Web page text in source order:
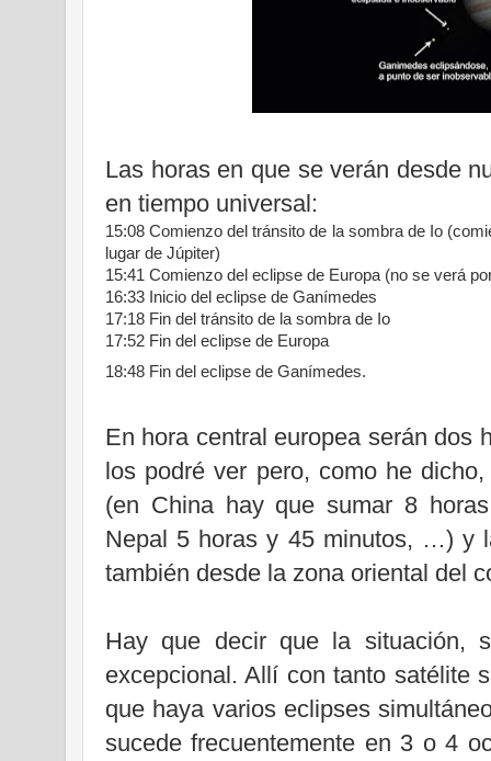
Las horas en que se verán desde
en tiempo universal:
15:08 Comienzo del tránsito de la sombra de Io
lugar de Júpiter)
15:41 Comienzo del eclipse de Europa (no se verá
16:33 Inicio del eclipse de Ganímedes
17:18 Fin del tránsito de la sombra de Io
17:52 Fin del eclipse de Europa
18:48 Fin del eclipse de Ganímedes.
En hora central europea serán dos
los podré ver pero, como he
(en China hay que sumar 8
Nepal 5 horas y 45 minutos, …) y
también desde la zona oriental del
Hay que decir que la situación,
excepcional. Allí con tanto satélite
que haya varios eclipses
sucede frecuentemente en 3 o 4